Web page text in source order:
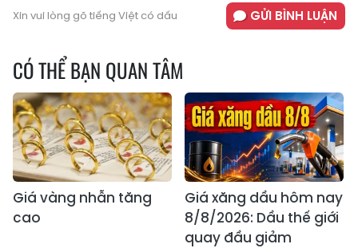
Xin vui lòng gõ tiếng Việt có dấu GỬI BÌNH LUẬN
CÓ THỂ BẠN QUAN TÂM
Giá vàng nhẫn tăng
cao
Giá xăng dầu hôm nay
8/8/2026: Dầu thế giới
quay đầu giảm